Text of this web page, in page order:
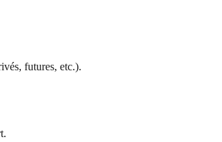
futures, etc.).